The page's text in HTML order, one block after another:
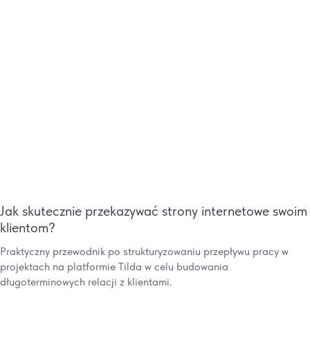
Jak skutecznie przekazywać strony internetowe swoim
klientom?
Praktyczny przewodnik po strukturyzowaniu przepływu pracy w
projektach na platformie Tilda w celu budowania
długoterminowych relacji z klientami.